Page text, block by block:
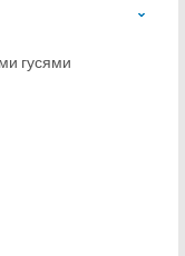
гусями